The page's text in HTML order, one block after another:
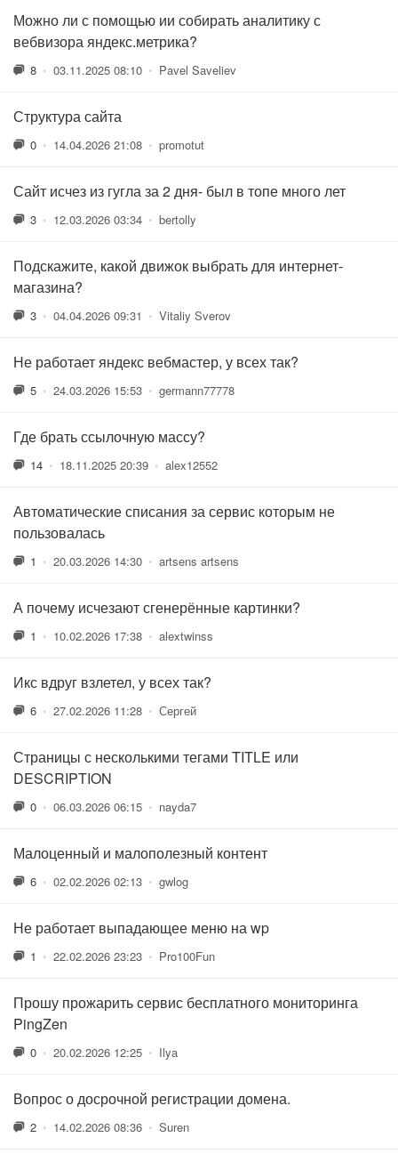
Можно ли с помощью ии собирать аналитику с
вебвизора яндекс.метрика?
8 • 03.11.2025 08:10 • Pavel Saveliev
Структура сайта
0 • 14.04.2026 21:08 • promotut
Сайт исчез из гугла за 2 дня- был в топе много лет
3 • 12.03.2026 03:34 • bertolly
Подскажите, какой движок выбрать для интернет-
магазина?
3 • 04.04.2026 09:31 • Vitaliy Sverov
Не работает яндекс вебмастер, у всех так?
5 • 24.03.2026 15:53 • germann77778
Где брать ссылочную массу?
14 • 18.11.2025 20:39 • alex12552
Автоматические списания за сервис которым не
пользовалась
1 • 20.03.2026 14:30 • artsens artsens
А почему исчезают сгенерённые картинки?
1 • 10.02.2026 17:38 • alextwinss
Икс вдруг взлетел, у всех так?
6 • 27.02.2026 11:28 • Сергей
Страницы с несколькими тегами TITLE или
DESCRIPTION
0 • 06.03.2026 06:15 • nayda7
Малоценный и малополезный контент
6 • 02.02.2026 02:13 • gwlog
Не работает выпадающее меню на wp
1 • 22.02.2026 23:23 • Pro100Fun
Прошу прожарить сервис бесплатного мониторинга
PingZen
0 • 20.02.2026 12:25 • Ilya
Вопрос о досрочной регистрации домена.
2 • 14.02.2026 08:36 • Suren